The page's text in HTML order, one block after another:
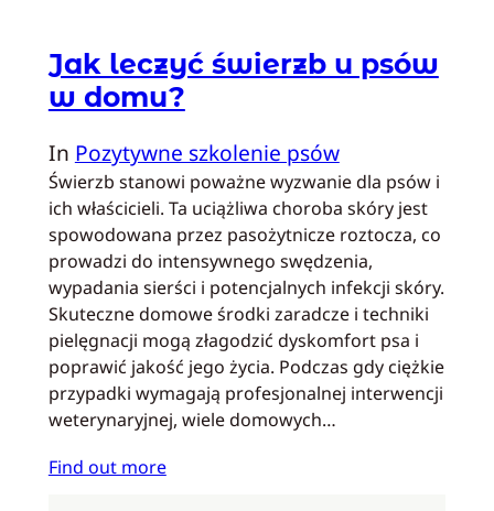
Jak leczyć świerzb u psów
w domu?
In Pozytywne szkolenie psów
Świerzb stanowi poważne wyzwanie dla psów i
ich właścicieli. Ta uciążliwa choroba skóry jest
spowodowana przez pasożytnicze roztocza, co
prowadzi do intensywnego swędzenia,
wypadania sierści i potencjalnych infekcji skóry.
Skuteczne domowe środki zaradcze i techniki
pielęgnacji mogą złagodzić dyskomfort psa i
poprawić jakość jego życia. Podczas gdy ciężkie
przypadki wymagają profesjonalnej interwencji
weterynaryjnej, wiele domowych…
Find out more